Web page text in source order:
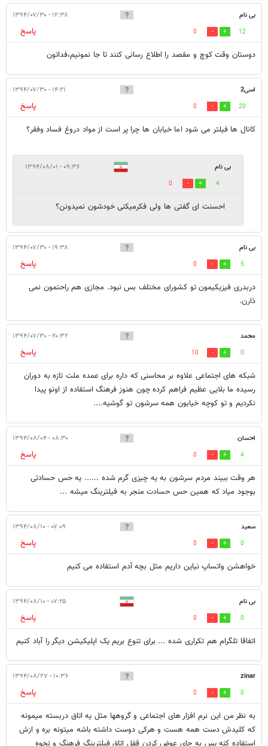
بی نام ۱۲:۳۸ - ۱۳۹۴/۰۷/۳۰
12
0
پاسخ
دوستان وقت کوچ و مقصد را اطلاع رسانی کنند تا جا نمونیم،فداتون
اسی2 ۱۴:۲۱ - ۱۳۹۴/۰۷/۳۰
20
0
پاسخ
کانال ها فیلتر می شود اما خیابان ها چرا پر است از مواد دروغ فساد وفقر؟
بی نام ۰۹:۳۶ - ۱۳۹۴/۰۸/۰۱
4
0
احسنت ای گفتی ها ولی فکرمیکنی خودشون نمیدونن؟
بی نام ۱۹:۳۸ - ۱۳۹۴/۰۷/۳۰
5
0
پاسخ
دربدری فیزیکیمون تو کشورای مختلف بس نبود. مجازی هم راحتمون نمی
ذارن.
محمد ۲۰:۳۲ - ۱۳۹۴/۰۷/۳۰
0
10
پاسخ
شبکه های اجتماعی علاوه بر محاسنی که داره برای عمده ملت تازه به دوران
رسیده ما بلایی عظیم فراهم کرده چون هنوز فرهنگ استفاده از اونو پیدا
نکردیم و تو کوچه خیابون همه سرشون تو گوشیه....
احسان ۰۸:۳۰ - ۱۳۹۴/۰۸/۰۴
4
0
پاسخ
هر وقت ببیند مردم سرشون به یه چیزی گرم شده ...... یه حس حسادتی
بوجود میاد که همین حس حسادت منجر به فیلترینگ میشه ...
ُسعید ۰۷:۰۹ - ۱۳۹۴/۰۸/۱۰
0
0
پاسخ
خواهشن واتساپ نیاین داریم مثل بچه آدم استفاده می کنیم
بی نام ۰۷:۲۵ - ۱۳۹۴/۰۸/۱۰
0
0
پاسخ
اتفاقا تلگرام هم تکراری شده ... برای تنوع بریم یک اپلیکیشن دیگر را آباد کنیم
zinar ۱۰:۳۶ - ۱۳۹۴/۰۸/۲۷
0
0
پاسخ
به نظر من این نرم افزار های اجتماعی و گروهها مثل یه اتاق دربسته میمونه
که کلیدش دست همه هست و هرکی دوست داشته باشه میتونه بره و ازش